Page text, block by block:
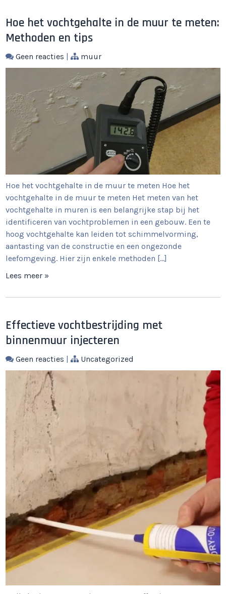
Hoe het vochtgehalte in de muur te meten:
Methoden en tips
Geen reacties | muur
Hoe het vochtgehalte in de muur te meten Hoe het
vochtgehalte in de muur te meten Het meten van het
vochtgehalte in muren is een belangrijke stap bij het
identificeren van vochtproblemen in een gebouw. Een te
hoog vochtgehalte kan leiden tot schimmelvorming,
aantasting van de constructie en een ongezonde
leefomgeving. Hier zijn enkele methoden […]
Lees meer »
Effectieve vochtbestrijding met
binnenmuur injecteren
Geen reacties | Uncategorized